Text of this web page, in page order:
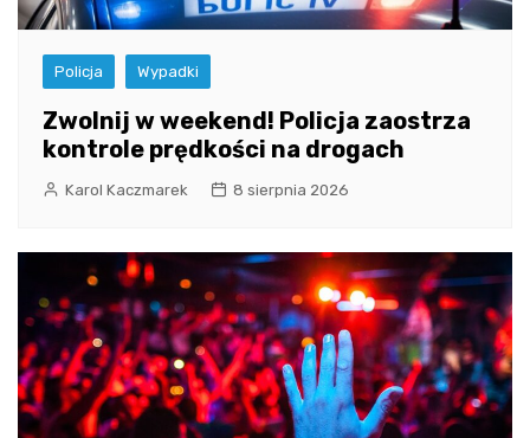
Policja Wypadki
Zwolnij w weekend! Policja zaostrza
kontrole prędkości na drogach
Karol Kaczmarek 8 sierpnia 2026